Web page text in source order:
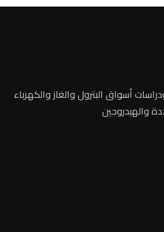
أسواق البترول والغاز والكهرباء
والهيدروجين